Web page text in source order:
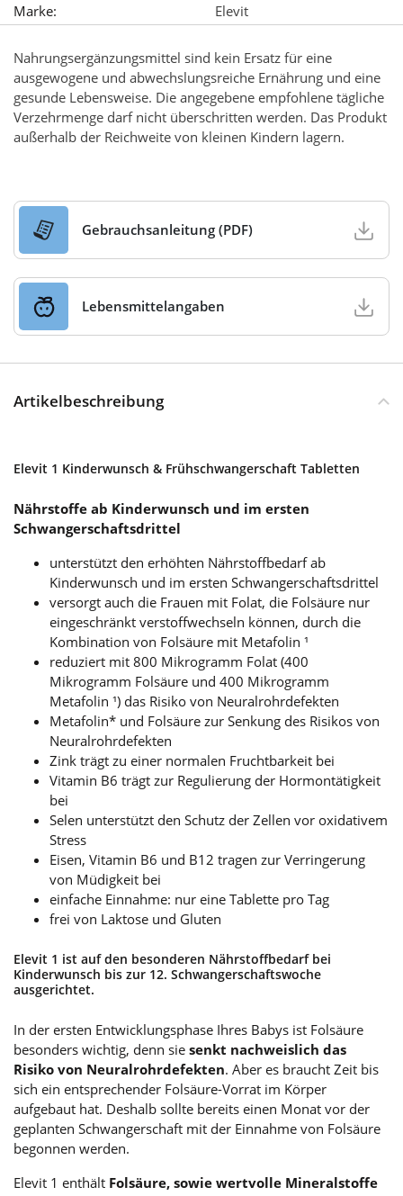
Marke:
Elevit
Nahrungsergänzungsmittel sind kein Ersatz für eine
ausgewogene und abwechslungsreiche Ernährung und eine
gesunde Lebensweise. Die angegebene empfohlene tägliche
Verzehrmenge darf nicht überschritten werden. Das Produkt
außerhalb der Reichweite von kleinen Kindern lagern.
Gebrauchsanleitung (PDF)
Lebensmittelangaben
Artikelbeschreibung
Elevit 1 Kinderwunsch & Frühschwangerschaft Tabletten
Nährstoffe ab Kinderwunsch und im ersten
Schwangerschaftsdrittel
unterstützt den erhöhten Nährstoffbedarf ab
Kinderwunsch und im ersten Schwangerschaftsdrittel
versorgt auch die Frauen mit Folat, die Folsäure nur
eingeschränkt verstoffwechseln können, durch die
Kombination von Folsäure mit Metafolin ¹
reduziert mit 800 Mikrogramm Folat (400
Mikrogramm Folsäure und 400 Mikrogramm
Metafolin ¹) das Risiko von Neuralrohrdefekten
Metafolin* und Folsäure zur Senkung des Risikos von
Neuralrohrdefekten
Zink trägt zu einer normalen Fruchtbarkeit bei
Vitamin B6 trägt zur Regulierung der Hormontätigkeit
bei
Selen unterstützt den Schutz der Zellen vor oxidativem
Stress
Eisen, Vitamin B6 und B12 tragen zur Verringerung
von Müdigkeit bei
einfache Einnahme: nur eine Tablette pro Tag
frei von Laktose und Gluten
Elevit 1 ist auf den besonderen Nährstoffbedarf bei
Kinderwunsch bis zur 12. Schwangerschaftswoche
ausgerichtet.
In der ersten Entwicklungsphase Ihres Babys ist Folsäure
besonders wichtig, denn sie senkt nachweislich das
Risiko von Neuralrohrdefekten. Aber es braucht Zeit bis
sich ein entsprechender Folsäure-Vorrat im Körper
aufgebaut hat. Deshalb sollte bereits einen Monat vor der
geplanten Schwangerschaft mit der Einnahme von Folsäure
begonnen werden.
Elevit 1 enthält Folsäure, sowie wertvolle Mineralstoffe